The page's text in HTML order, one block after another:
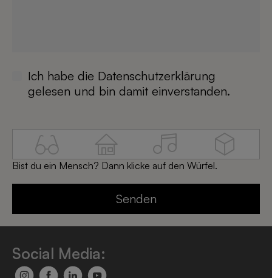
Ich habe die Datenschutzerklärung
gelesen und bin damit einverstanden.
Bist du ein Mensch? Dann klicke auf den Würfel.
Social Media: